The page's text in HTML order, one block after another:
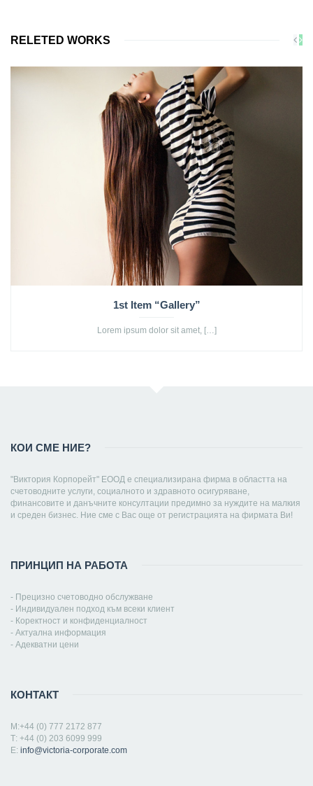
RELETED WORKS
1st Item “Gallery”
Lorem ipsum dolor sit amet, […]
КОИ СМЕ НИЕ?
"Виктория Корпорейт" ЕООД е специализирана фирма в областта на
счетоводните услуги, социалното и здравното осигуряване,
финансовите и данъчните консултации предимно за нуждите на малкия
и среден бизнес. Ние сме с Вас още от регистрацията на фирмата Ви!
ПРИНЦИП НА РАБОТА
- Прецизно счетоводно обслужване
- Индивидуален подход към всеки клиент
- Коректност и конфиденциалност
- Актуална информация
- Адекватни цени
КОНТАКТ
M:+44 (0) 777 2172 877
Т: +44 (0) 203 6099 999
Е: info@victoria-corporate.com